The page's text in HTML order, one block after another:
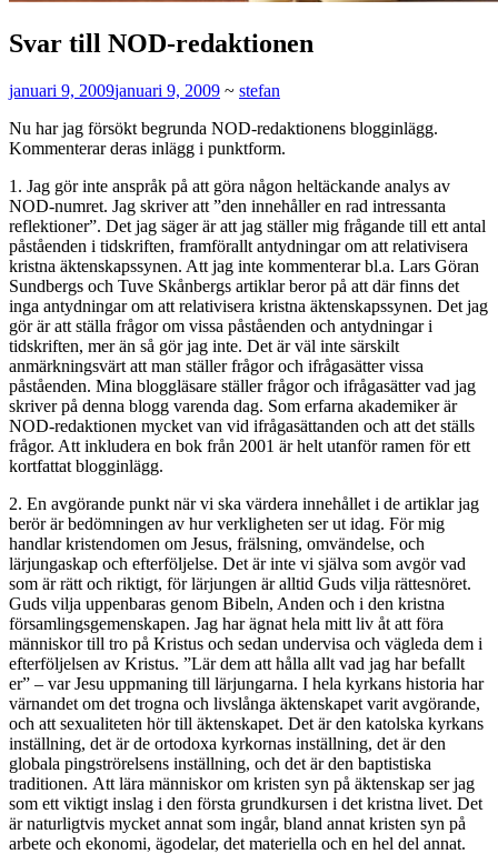
Svar till NOD-redaktionen
januari 9, 2009januari 9, 2009 ~ stefan
Nu har jag försökt begrunda NOD-redaktionens blogginlägg.
Kommenterar deras inlägg i punktform.
1. Jag gör inte anspråk på att göra någon heltäckande analys av
NOD-numret. Jag skriver att ”den innehåller en rad intressanta
reflektioner”. Det jag säger är att jag ställer mig frågande till ett antal
påståenden i tidskriften, framförallt antydningar om att relativisera
kristna äktenskapssynen. Att jag inte kommenterar bl.a. Lars Göran
Sundbergs och Tuve Skånbergs artiklar beror på att där finns det
inga antydningar om att relativisera kristna äktenskapssynen. Det jag
gör är att ställa frågor om vissa påståenden och antydningar i
tidskriften, mer än så gör jag inte. Det är väl inte särskilt
anmärkningsvärt att man ställer frågor och ifrågasätter vissa
påståenden. Mina bloggläsare ställer frågor och ifrågasätter vad jag
skriver på denna blogg varenda dag. Som erfarna akademiker är
NOD-redaktionen mycket van vid ifrågasättanden och att det ställs
frågor. Att inkludera en bok från 2001 är helt utanför ramen för ett
kortfattat blogginlägg.
2. En avgörande punkt när vi ska värdera innehållet i de artiklar jag
berör är bedömningen av hur verkligheten ser ut idag. För mig
handlar kristendomen om Jesus, frälsning, omvändelse, och
lärjungaskap och efterföljelse. Det är inte vi själva som avgör vad
som är rätt och riktigt, för lärjungen är alltid Guds vilja rättesnöret.
Guds vilja uppenbaras genom Bibeln, Anden och i den kristna
församlingsgemenskapen. Jag har ägnat hela mitt liv åt att föra
människor till tro på Kristus och sedan undervisa och vägleda dem i
efterföljelsen av Kristus. ”Lär dem att hålla allt vad jag har befallt
er” – var Jesu uppmaning till lärjungarna. I hela kyrkans historia har
värnandet om det trogna och livslånga äktenskapet varit avgörande,
och att sexualiteten hör till äktenskapet. Det är den katolska kyrkans
inställning, det är de ortodoxa kyrkornas inställning, det är den
globala pingströrelsens inställning, och det är den baptistiska
traditionen. Att lära människor om kristen syn på äktenskap ser jag
som ett viktigt inslag i den första grundkursen i det kristna livet. Det
är naturligtvis mycket annat som ingår, bland annat kristen syn på
arbete och ekonomi, ägodelar, det materiella och en hel del annat.